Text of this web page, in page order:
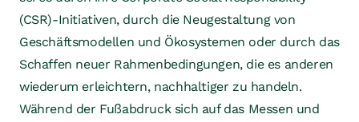
(CSR)-Initiativen, durch die Neugestaltung von
Geschäftsmodellen und Ökosystemen oder durch das
Schaffen neuer Rahmenbedingungen, die es anderen
wiederum erleichtern, nachhaltiger zu handeln.
Während der Fußabdruck sich auf das Messen und